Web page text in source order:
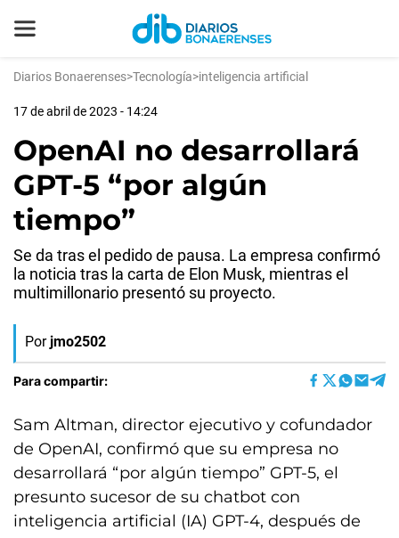
Diarios Bonaerenses>Tecnología>inteligencia artificial
17 de abril de 2023 - 14:24
OpenAI no desarrollará
GPT-5 “por algún
tiempo”
Se da tras el pedido de pausa. La empresa confirmó
la noticia tras la carta de Elon Musk, mientras el
multimillonario presentó su proyecto.
Por jmo2502
Para compartir:
Sam Altman, director ejecutivo y cofundador
de OpenAI, confirmó que su empresa no
desarrollará “por algún tiempo” GPT-5, el
presunto sucesor de su chatbot con
inteligencia artificial (IA) GPT-4, después de